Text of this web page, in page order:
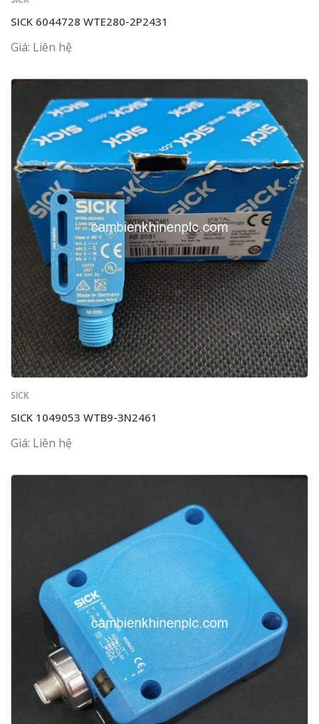
SICK 6044728 WTE280-2P2431
Giá: Liên hệ
SICK
SICK 1049053 WTB9-3N2461
Giá: Liên hệ